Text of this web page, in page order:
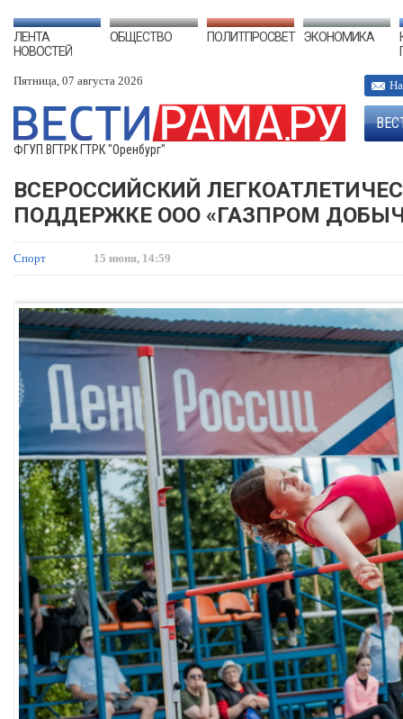
ЛЕНТА
НОВОСТЕЙ
ОБЩЕСТВО ПОЛИТПРОСВЕТ ЭКОНОМИКА
Пятница, 07 августа 2026
ФГУП ВГТРК ГТРК "Оренбург"
ВСЕРОССИЙСКИЙ
ПОДДЕРЖКЕ ООО «ГАЗПРОМ
Спорт 15 июня, 14:59